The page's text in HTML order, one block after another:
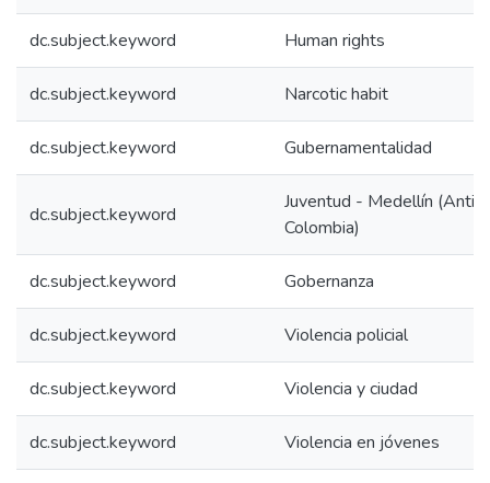
dc.subject.keyword Human rights
dc.subject.keyword Narcotic habit
dc.subject.keyword Gubernamentalidad
dc.subject.keyword
Juventud - Medellín
Colombia)
dc.subject.keyword Gobernanza
dc.subject.keyword Violencia policial
dc.subject.keyword Violencia y ciudad
dc.subject.keyword Violencia en jóvenes